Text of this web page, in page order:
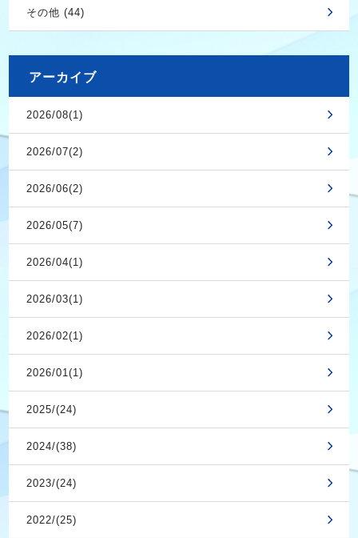
その他 (44)
アーカイブ
2026/08(1)
2026/07(2)
2026/06(2)
2026/05(7)
2026/04(1)
2026/03(1)
2026/02(1)
2026/01(1)
2025/(24)
2024/(38)
2023/(24)
2022/(25)